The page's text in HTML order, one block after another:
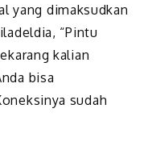
yang dimaksudkan
“Pintu
kalian
bisa
sudah